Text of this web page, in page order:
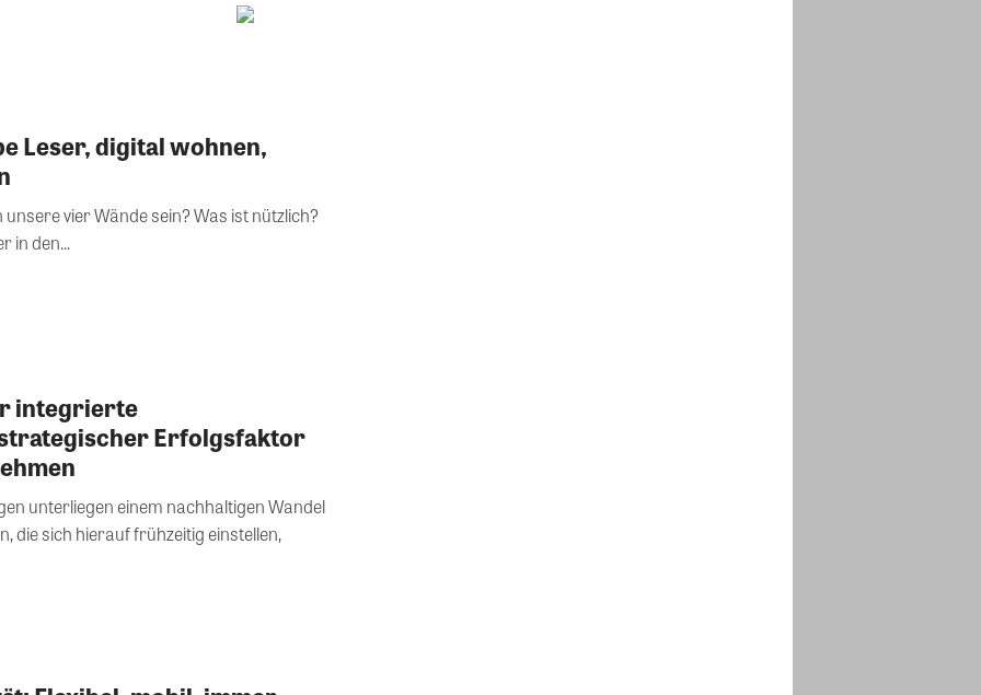
Leser, digital wohnen,
vier Wände sein? Was ist nützlich?
in den...
integrierte
Erfolgsfaktor
unterliegen einem nachhaltigen Wandel
die sich hierauf frühzeitig einstellen,